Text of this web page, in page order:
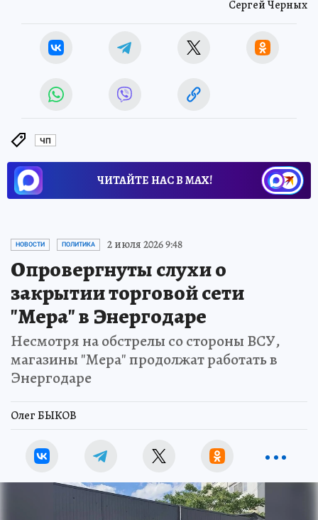
Сергей Черных
ЧП
ЧИТАЙТЕ НАС В МАХ!
НОВОСТИ ПОЛИТИКА 2 июля 2026 9:48
Опровергнуты слухи о
закрытии торговой сети
"Мера" в Энергодаре
Несмотря на обстрелы со стороны ВСУ,
магазины "Мера" продолжат работать в
Энергодаре
Олег БЫКОВ